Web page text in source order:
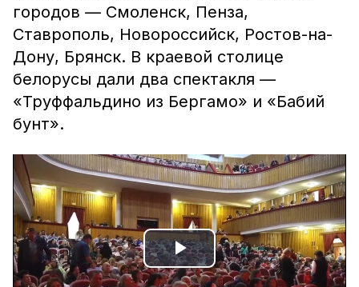
городов — Смоленск, Пенза,
Ставрополь, Новороссийск, Ростов-на-
Дону, Брянск. В краевой столице
белорусы дали два спектакля —
«Труффальдино из Бергамо» и «Бабий
бунт».
Play